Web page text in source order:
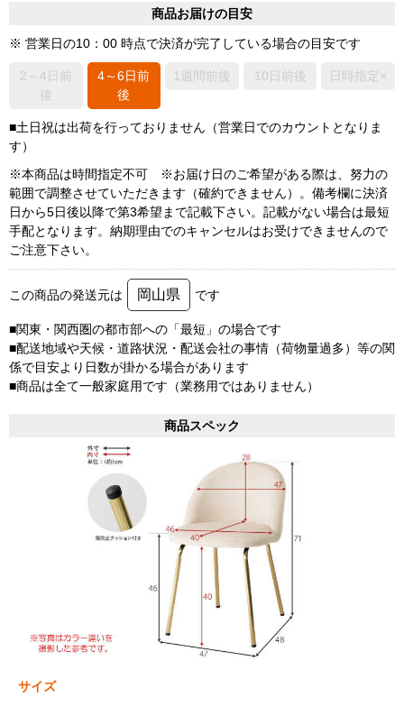
商品お届けの目安
※ 営業日の10：00 時点で決済が完了している場合の目安です
2～4日前
後
4～6日前
後
1週間前後 10日前後 日時指定×
■土日祝は出荷を行っておりません（営業日でのカウントとなりま
す）
※本商品は時間指定不可 ※お届け日のご希望がある際は、努力の
範囲で調整させていただきます（確約できません）。備考欄に決済
日から5日後以降で第3希望まで記載下さい。記載がない場合は最短
手配となります。納期理由でのキャンセルはお受けできませんので
ご注意下さい。
この商品の発送元は 岡山県 です
■関東・関西圏の都市部への「最短」の場合です
■配送地域や天候・道路状況・配送会社の事情（荷物量過多）等の関
係で目安より日数が掛かる場合があります
■商品は全て一般家庭用です（業務用ではありません）
商品スペック
サイズ